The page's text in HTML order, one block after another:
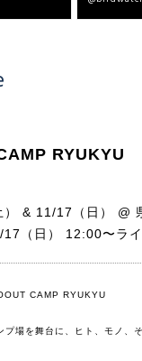
RYUKYU
） & 11/17（日） @
（日） 12:00〜ラ
CAMP RYUKYU
プ場を舞台に、ヒト、モノ、